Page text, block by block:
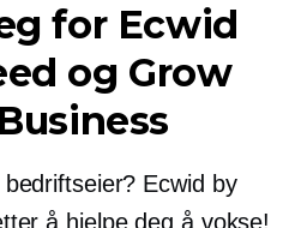
for Ecwid
og Grow
Ecwid by
å hjelpe deg å vokse!